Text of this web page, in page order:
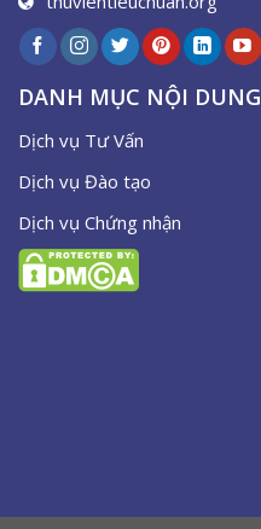
DANH MỤC NỘI DUNG
Dịch vụ Tư Vấn
Dịch vụ Đào tạo
Dịch vụ Chứng nhận